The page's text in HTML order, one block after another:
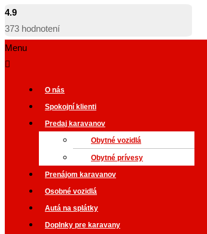
info@automoniq.com
4.9
373
O nás
Spokojní klienti
Predaj karavanov
Obytné vozidlá
Obytné prívesy
Prenájom karavanov
Osobné vozidlá